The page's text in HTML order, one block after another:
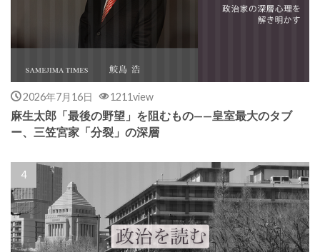
2026年7月16日 1211view
麻生太郎「最後の野望」を阻むもの——皇室最大のタブ
ー、三笠宮家「分裂」の深層